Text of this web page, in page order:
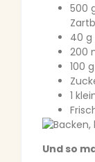
500
40 g
200
100
1
Und so